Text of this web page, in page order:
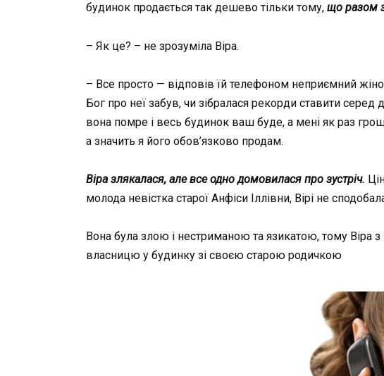
будинок продається так дешево тільки тому, що разом
– Як це? – не зрозуміла Віра.
– Все просто — відповів їй телефоном неприємний
Бог про неї забув, чи зібралася рекорди ставити
вона помре і весь будинок ваш буде, а мені як раз
а значить я його обов’язково продам.
Віра злякалася, але все одно домовилася про зустріч.
молода невістка старої Анфіси Іллівни, Вірі не
Вона була злою і нестриманою та язикатою, тому Віра
власницю у будинку зі своєю старою родичкою